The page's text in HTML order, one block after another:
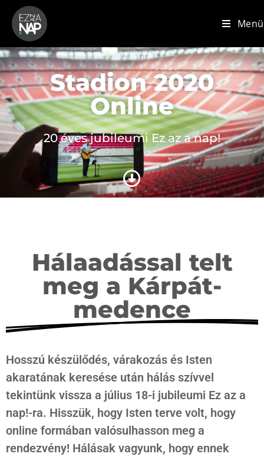
Menü
Stadion 2020
Online
20 éves jubileumi Ez az a nap!
Hálaadással telt
meg a Kárpát-
medence
Hosszú készülődés, várakozás és Isten
akaratának keresése után hálás szívvel
tekintünk vissza a július 18-i jubileumi Ez az a
nap!-ra. Hisszük, hogy Isten terve volt, hogy
online formában valósulhasson meg a
rendezvény! Hálásak vagyunk, hogy ennek